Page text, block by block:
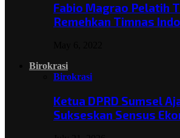
Fabio Magrao Pelatih
Remehkan Timnas
Birokrasi
Birokrasi
Ketua DPRD Sumsel
Sukseskan Sensus